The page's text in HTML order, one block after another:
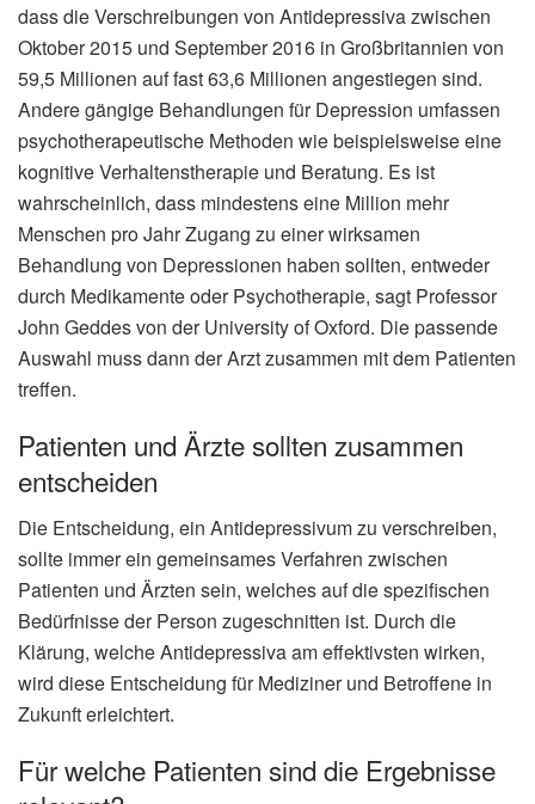
dass die Verschreibungen von Antidepressiva zwischen
Oktober 2015 und September 2016 in Großbritannien von
59,5 Millionen auf fast 63,6 Millionen angestiegen sind.
Andere gängige Behandlungen für Depression umfassen
psychotherapeutische Methoden wie beispielsweise eine
kognitive Verhaltenstherapie und Beratung. Es ist
wahrscheinlich, dass mindestens eine Million mehr
Menschen pro Jahr Zugang zu einer wirksamen
Behandlung von Depressionen haben sollten, entweder
durch Medikamente oder Psychotherapie, sagt Professor
John Geddes von der University of Oxford. Die passende
Auswahl muss dann der Arzt zusammen mit dem Patienten
treffen.
Patienten und Ärzte sollten zusammen
entscheiden
Die Entscheidung, ein Antidepressivum zu verschreiben,
sollte immer ein gemeinsames Verfahren zwischen
Patienten und Ärzten sein, welches auf die spezifischen
Bedürfnisse der Person zugeschnitten ist. Durch die
Klärung, welche Antidepressiva am effektivsten wirken,
wird diese Entscheidung für Mediziner und Betroffene in
Zukunft erleichtert.
Für welche Patienten sind die Ergebnisse